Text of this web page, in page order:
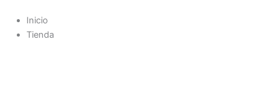
Inicio
Tienda